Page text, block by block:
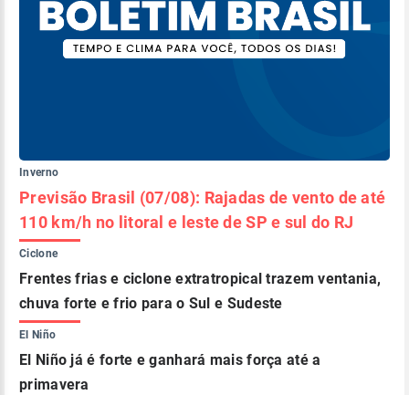
Inverno
Previsão Brasil (07/08): Rajadas de vento de até
110 km/h no litoral e leste de SP e sul do RJ
Ciclone
Frentes frias e ciclone extratropical trazem ventania,
chuva forte e frio para o Sul e Sudeste
El Niño
El Niño já é forte e ganhará mais força até a
primavera